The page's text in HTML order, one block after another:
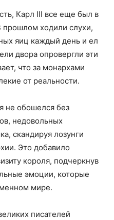
Карл III все еще был в
прошлом ходили слухи,
яиц каждый день и ел
двора опровергли эти
что за монархами
от реальности.
не обошелся без
недовольных
скандируя лозунги
Это добавило
короля, подчеркнув
эмоции, которые
мире.
писателей